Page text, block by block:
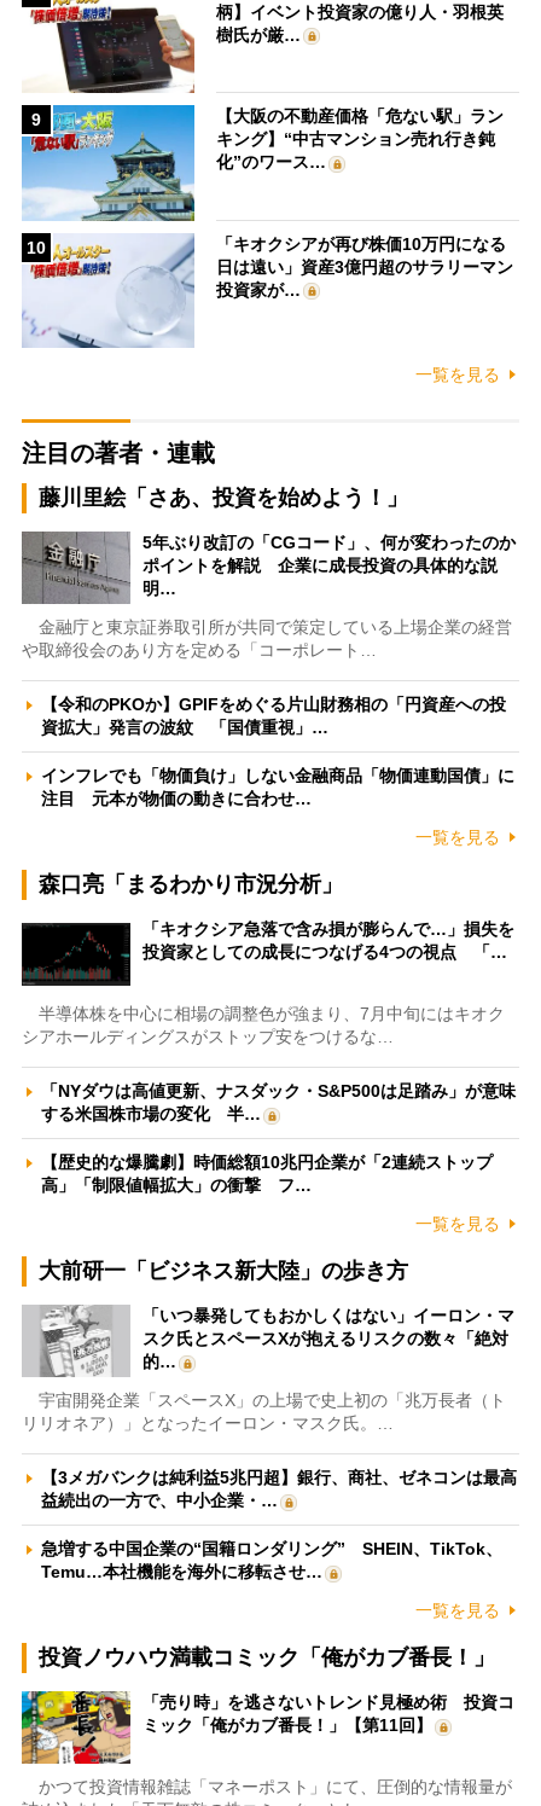
柄】イベント投資家の億り人・羽根英
樹氏が厳…
9
【大阪の不動産価格「危ない駅」ラン
キング】“中古マンション売れ行き鈍
化”のワース…
10
「キオクシアが再び株価10万円になる
日は遠い」資産3億円超のサラリーマン
投資家が…
一覧を見る
注目の著者・連載
藤川里絵「さあ、投資を始めよう！」
5年ぶり改訂の「CGコード」、何が変わったのか
ポイントを解説 企業に成長投資の具体的な説
明…
金融庁と東京証券取引所が共同で策定している上場企業の経営
や取締役会のあり方を定める「コーポレート…
【令和のPKOか】GPIFをめぐる片山財務相の「円資産への投
資拡大」発言の波紋 「国債重視」…
インフレでも「物価負け」しない金融商品「物価連動国債」に
注目 元本が物価の動きに合わせ…
一覧を見る
森口亮「まるわかり市況分析」
「キオクシア急落で含み損が膨らんで…」損失を
投資家としての成長につなげる4つの視点 「…
半導体株を中心に相場の調整色が強まり、7月中旬にはキオク
シアホールディングスがストップ安をつけるな…
「NYダウは高値更新、ナスダック・S&P500は足踏み」が意味
する米国株市場の変化 半…
【歴史的な爆騰劇】時価総額10兆円企業が「2連続ストップ
高」「制限値幅拡大」の衝撃 フ…
一覧を見る
大前研一「ビジネス新大陸」の歩き方
「いつ暴発してもおかしくはない」イーロン・マ
スク氏とスペースXが抱えるリスクの数々「絶対
的…
宇宙開発企業「スペースX」の上場で史上初の「兆万長者（ト
リリオネア）」となったイーロン・マスク氏。…
【3メガバンクは純利益5兆円超】銀行、商社、ゼネコンは最高
益続出の一方で、中小企業・…
急増する中国企業の“国籍ロンダリング” SHEIN、TikTok、
Temu…本社機能を海外に移転させ…
一覧を見る
投資ノウハウ満載コミック「俺がカブ番長！」
「売り時」を逃さないトレンド見極め術 投資コ
ミック「俺がカブ番長！」【第11回】
かつて投資情報雑誌「マネーポスト」にて、圧倒的な情報量が